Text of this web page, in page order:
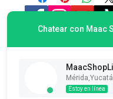
Chatear con Maac
Estoy en línea